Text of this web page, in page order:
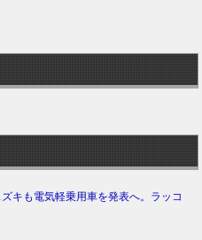
キも電気軽乗用車を発表へ。ラッコ